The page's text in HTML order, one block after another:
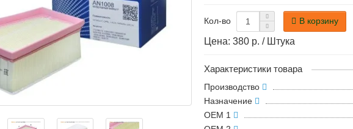
Кол-во В корзину
Цена: 380 р. / Штука
Характеристики товара
Производство
Назначение
OEM 1